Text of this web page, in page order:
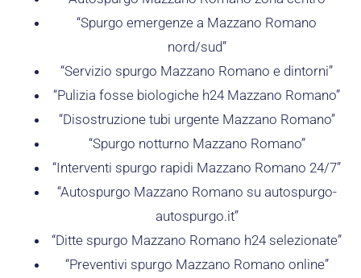
“Spurgo emergenze a Mazzano Romano
nord/sud”
“Servizio spurgo Mazzano Romano e dintorni”
“Pulizia fosse biologiche h24 Mazzano Romano”
“Disostruzione tubi urgente Mazzano Romano”
“Spurgo notturno Mazzano Romano”
“Interventi spurgo rapidi Mazzano Romano 24/7”
“Autospurgo Mazzano Romano su autospurgo-
autospurgo.it”
“Ditte spurgo Mazzano Romano h24 selezionate”
“Preventivi spurgo Mazzano Romano online”